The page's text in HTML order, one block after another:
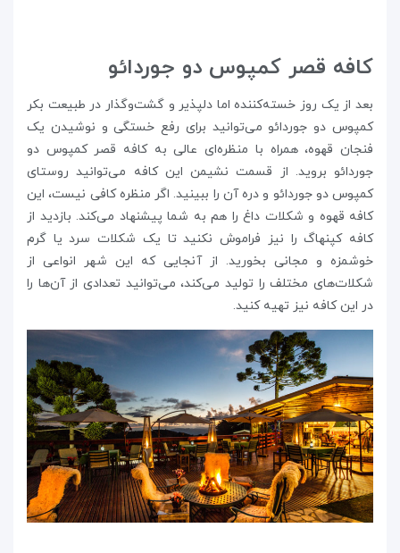
کافه قصر کمپوس دو جوردائو
بعد از یک روز خسته‌کننده اما دلپذیر و گشت‌وگذار در طبیعت بکر
کمپوس دو جوردائو می‌توانید برای رفع خستگی و نوشیدن یک
فنجان قهوه، همراه با منظره‌ای عالی به کافه قصر کمپوس دو
جوردائو بروید. از قسمت نشیمن این کافه می‌توانید روستای
کمپوس دو جوردائو و دره آن را ببینید. اگر منظره کافی نیست، این
کافه قهوه و شکلات داغ را هم به شما پیشنهاد می‌کند. بازدید از
کافه کپنهاگ را نیز فراموش نکنید تا یک شکلات سرد یا گرم
خوشمزه و مجانی بخورید. از آنجایی ‌که این شهر انواعی از
شکلات‌های مختلف را تولید می‌کند، می‌توانید تعدادی از آن‌ها را
در این کافه نیز تهیه کنید.